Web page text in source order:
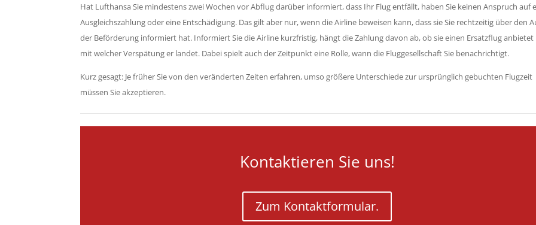
Hat Lufthansa Sie mindestens zwei Wochen vor Abflug darüber informiert, dass Ihr Flug entfällt, haben Sie keinen Anspruch auf
Ausgleichszahlung oder eine Entschädigung. Das gilt aber nur, wenn die Airline beweisen kann, dass sie Sie rechtzeitig über den
der Beförderung informiert hat. Informiert Sie die Airline kurzfristig, hängt die Zahlung davon ab, ob sie einen Ersatzflug
mit welcher Verspätung er landet. Dabei spielt auch der Zeitpunkt eine Rolle, wann die Fluggesellschaft Sie benachrichtigt.
Kurz gesagt: Je früher Sie von den veränderten Zeiten erfahren, umso größere Unterschiede zur ursprünglich gebuchten Flugzeit
müssen Sie akzeptieren.
Kontaktieren Sie uns!
Zum Kontaktformular.